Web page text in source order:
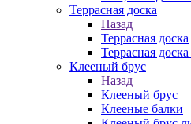
Террасная доска
Назад
Террасная доска
Террасная
Клееный брус
Назад
Клееный брус
Клееные балки